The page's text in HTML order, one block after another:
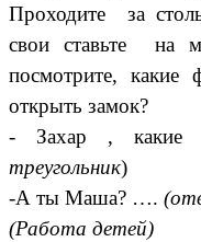
Проходите за
свои ставьте на
посмотрите,
открыть замок?
- Захар , какие
треугольник)
-А ты Маша? ….
(Работа детей)